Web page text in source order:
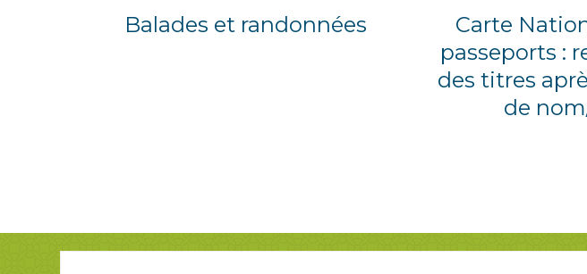
Balades et randonnées
Carte
passeports :
des titres
de